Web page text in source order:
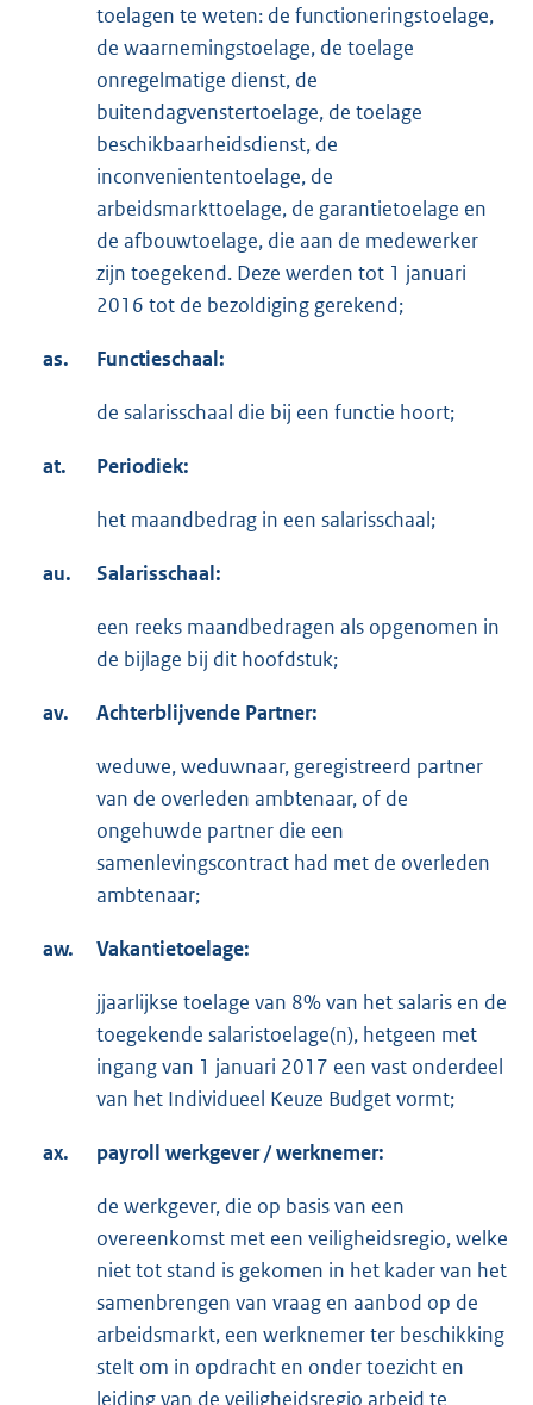
toelagen te weten: de functioneringstoelage,
de waarnemingstoelage, de toelage
onregelmatige dienst, de
buitendagvenstertoelage, de toelage
beschikbaarheidsdienst, de
inconveniententoelage, de
arbeidsmarkttoelage, de garantietoelage en
de afbouwtoelage, die aan de medewerker
zijn toegekend. Deze werden tot 1 januari
2016 tot de bezoldiging gerekend;
as. Functieschaal:
de salarisschaal die bij een functie hoort;
at. Periodiek:
het maandbedrag in een salarisschaal;
au. Salarisschaal:
een reeks maandbedragen als opgenomen in
de bijlage bij dit hoofdstuk;
av. Achterblijvende Partner:
weduwe, weduwnaar, geregistreerd partner
van de overleden ambtenaar, of de
ongehuwde partner die een
samenlevingscontract had met de overleden
ambtenaar;
aw. Vakantietoelage:
jjaarlijkse toelage van 8% van het salaris en de
toegekende salaristoelage(n), hetgeen met
ingang van 1 januari 2017 een vast onderdeel
van het Individueel Keuze Budget vormt;
ax. payroll werkgever / werknemer:
de werkgever, die op basis van een
overeenkomst met een veiligheidsregio, welke
niet tot stand is gekomen in het kader van het
samenbrengen van vraag en aanbod op de
arbeidsmarkt, een werknemer ter beschikking
stelt om in opdracht en onder toezicht en
leiding van de veiligheidsregio arbeid te